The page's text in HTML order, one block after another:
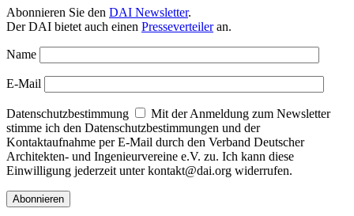
Abonnieren Sie den DAI Newsletter.
Der DAI bietet auch einen Presseverteileran.
Name
E-Mail
Datenschutzbestimmung
Mit der Anmeldung zum Newsletter
stimme ich den Datenschutzbestimmungen und der
Kontaktaufnahme per E-Mail durch den Verband Deutscher
Architekten- und Ingenieurvereine e.V. zu. Ich kann diese
Einwilligung jederzeit unter kontakt@dai.org widerrufen.